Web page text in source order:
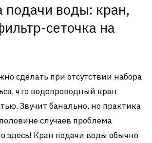
подачи воды: кран,
сеточка на
сделать при отсутствии набора
что водопроводный кран
Звучит банально, но практика
случаев проблема
здесь! Кран подачи воды обычно